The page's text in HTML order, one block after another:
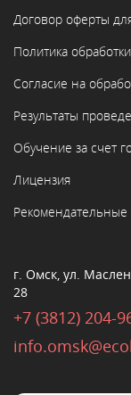
Договор оферты
Политика
Согласие на
Результаты
Обучение за счет
Лицензия
Рекомендательные
г. Омск, ул.
28
+7 (3812) 204-